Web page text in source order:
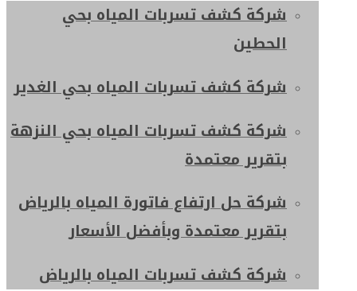
شركة كشف تسربات المياه بحي
الحطين
شركة كشف تسربات المياه بحي الغدير
شركة كشف تسربات المياه بحي النزهة
بتقرير معتمدة
شركة حل ارتفاع فاتورة المياه بالرياض
بتقرير معتمدة وبأفضل الأسعار
شركة كشف تسربات المياه بالرياض